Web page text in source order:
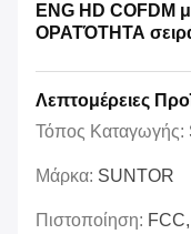
ENG HD COFDM
ΟΡΑΤΌΤΗΤΑ
Λεπτομέρειες
Τόπος Καταγωγής:
Μάρκα: SUNTOR
Πιστοποίηση: